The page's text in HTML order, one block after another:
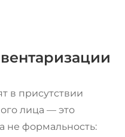
в присутствии
лица — это
не формальность: